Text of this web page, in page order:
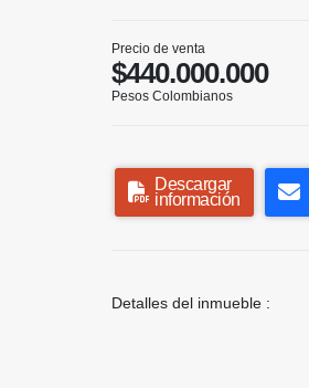
Precio de venta
$440.000.000
Pesos Colombianos
Descargar
información
Detalles del inmueble :